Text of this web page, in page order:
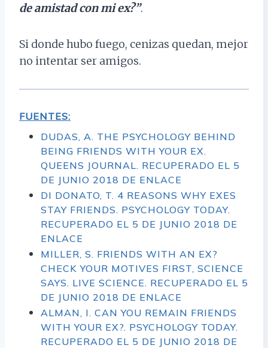
de amistad con mi ex?”.
Si donde hubo fuego, cenizas quedan, mejor
no intentar ser amigos.
FUENTES:
DUDAS, A. THE PSYCHOLOGY BEHIND
BEING FRIENDS WITH YOUR EX.
QUEENS JOURNAL. RECUPERADO EL 5
DE JUNIO 2018 DE ENLACE
DI DONATO, T. 4 REASONS WHY EXES
STAY FRIENDS. PSYCHOLOGY TODAY.
RECUPERADO EL 5 DE JUNIO 2018 DE
ENLACE
MILLER, S. FRIENDS WITH AN EX?
CHECK YOUR MOTIVES FIRST, SCIENCE
SAYS. LIVE SCIENCE. RECUPERADO EL 5
DE JUNIO 2018 DE ENLACE
ALMAN, I. CAN YOU REMAIN FRIENDS
WITH YOUR EX?. PSYCHOLOGY TODAY.
RECUPERADO EL 5 DE JUNIO 2018 DE